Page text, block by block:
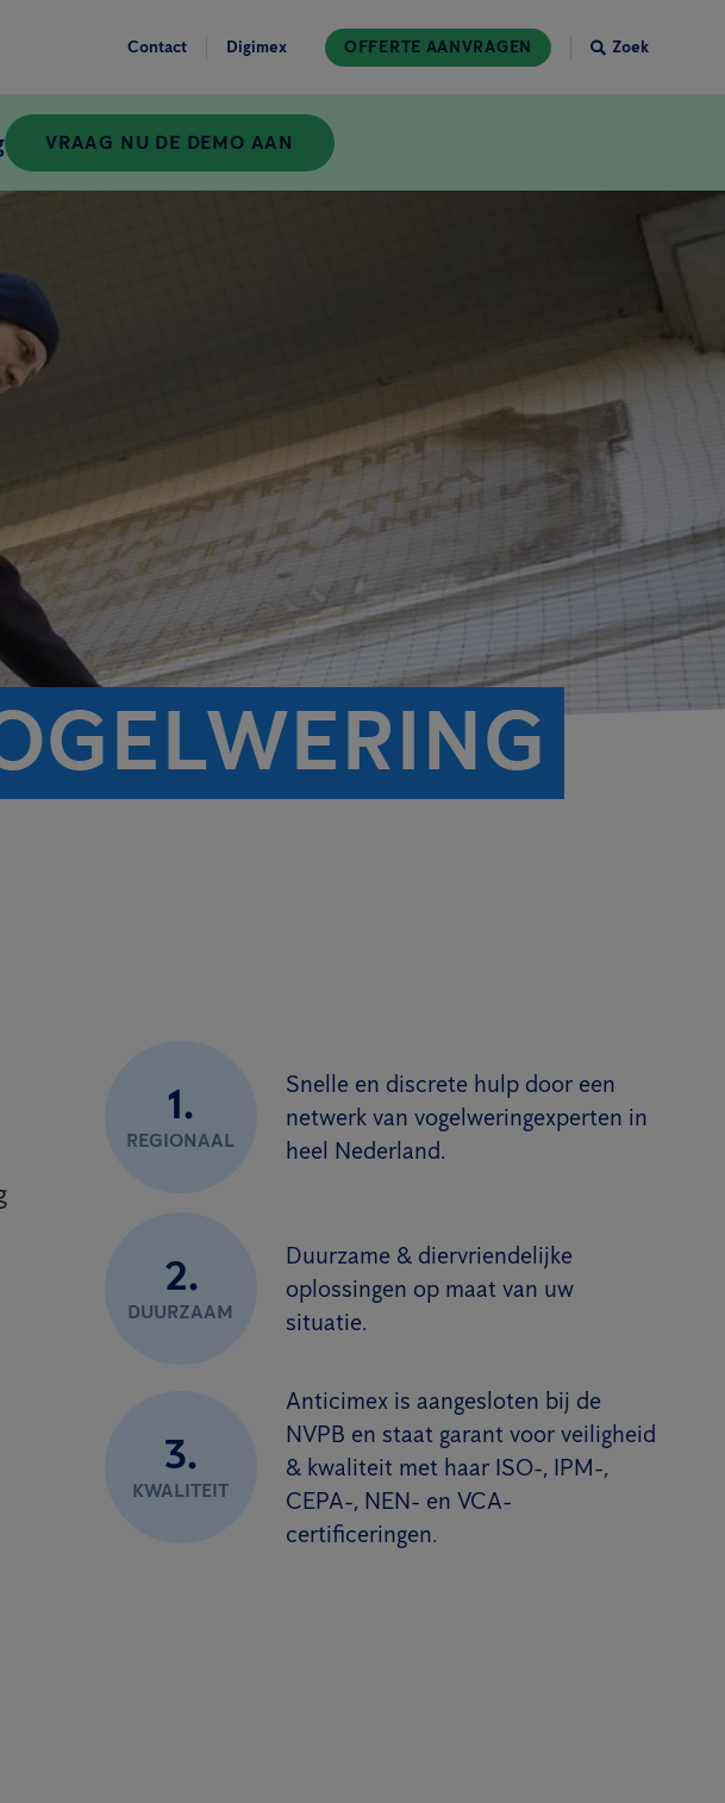
Contact Digimex OFFERTE AANVRAGEN Zoek
VRAAG NU DE DEMO AAN
1.
REGIONAAL
Snelle en discrete hulp door een
netwerk van vogelweringexperten in
heel Nederland.
2.
DUURZAAM
Duurzame & diervriendelijke
oplossingen op maat van uw
situatie.
3.
KWALITEIT
Anticimex is aangesloten bij de
NVPB en staat garant voor veiligheid
& kwaliteit met haar ISO-, IPM-,
CEPA-, NEN- en VCA-
certificeringen.